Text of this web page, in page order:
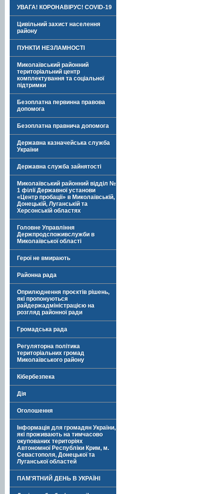
УВАГА! КОРОНАВІРУС! COVID-19
Цивільний захист населення
району
ПУНКТИ НЕЗЛАМНОСТІ
Миколаївський районний
територіальний центр
комплектування та соціальної
підтримки
Безоплатна первинна правова
допомога
Безоплатна правнича допомога
Державна казначейська служба
України
Державна служба зайнятості
Миколаївський районний відділ №
1 філії Державної установи
«Центр пробації» в Миколаївській,
Донецькій, Луганській та
Херсонській областях
Головне Управління
Держпродспоживслужби в
Миколаївської області
Герої не вмирають
Районна рада
Оприлюднення проєктів рішень,
які пропонуються
райдержадміністрацією на
розгляд районної ради
Громадська рада
Регуляторна політика
територіальних громад
Миколаївського району
Кібербезпека
Дія
Оголошення
Інформація для громадян України,
які проживають на тимчасово
окупованих територіях
Автономної Республіки Крим, м.
Севастополя, Донецької та
Луганської областей
ПАМ'ЯТНИЙ ДЕНЬ В УКРАЇНІ